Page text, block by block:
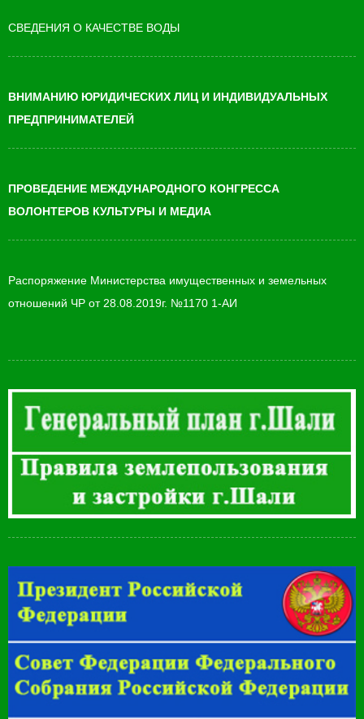
СВЕДЕНИЯ О КАЧЕСТВЕ ВОДЫ
ВНИМАНИЮ ЮРИДИЧЕСКИХ ЛИЦ И ИНДИВИДУАЛЬНЫХ
ПРЕДПРИНИМАТЕЛЕЙ
ПРОВЕДЕНИЕ МЕЖДУНАРОДНОГО КОНГРЕССА
ВОЛОНТЕРОВ КУЛЬТУРЫ И МЕДИА
Распоряжение Министерства имущественных и земельных
отношений ЧР от 28.08.2019г. №1170 1-АИ